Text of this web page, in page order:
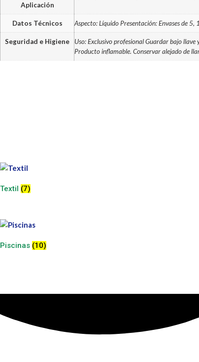
Aplicación
Datos Técnicos Aspecto: Líquido Presentación: Envases de 5,
Seguridad e Higiene
Uso: Exclusivo profesional Guardar bajo
Producto inflamable. Conservar alejado de
Textil (7)
Piscinas (10)